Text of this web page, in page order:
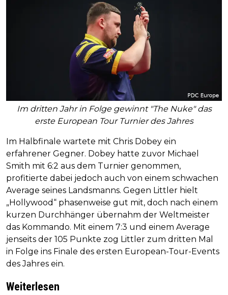
Im dritten Jahr in Folge gewinnt "The Nuke" das
erste European Tour Turnier des Jahres
Im Halbfinale wartete mit Chris Dobey ein
erfahrener Gegner. Dobey hatte zuvor Michael
Smith mit 6:2 aus dem Turnier genommen,
profitierte dabei jedoch auch von einem schwachen
Average seines Landsmanns. Gegen Littler hielt
„Hollywood“ phasenweise gut mit, doch nach einem
kurzen Durchhänger übernahm der Weltmeister
das Kommando. Mit einem 7:3 und einem Average
jenseits der 105 Punkte zog Littler zum dritten Mal
in Folge ins Finale des ersten European-Tour-Events
des Jahres ein.
Weiterlesen